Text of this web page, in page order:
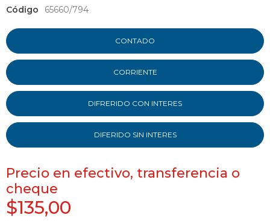
Código
65660/794
CONTADO
CORRIENTE
DIFRERIDO CON INTERES
DIFERIDO SIN INTERES
Precio en efectivo, transferencia o
cheque
$135,00